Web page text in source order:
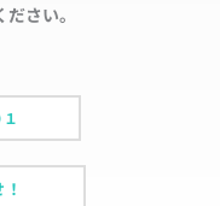
さい。